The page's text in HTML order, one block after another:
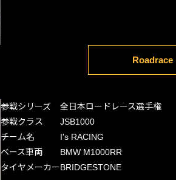
Roadrace
参戦シリーズ
全日本ロードレース選手権
参戦クラス
JSB1000
チーム名
I's RACING
ベース車両
BMW M1000RR
タイヤメーカーBRIDGESTONE